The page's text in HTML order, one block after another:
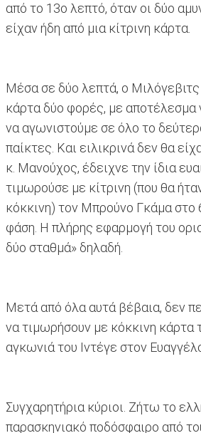
από το 13ο λεπτό, όταν οι δύο
είχαν ήδη από μια κίτρινη κάρτα.
Μέσα σε δύο λεπτά, ο Μιλόγεβιτς
κάρτα δύο φορές, με αποτέλεσμα
να αγωνιστούμε σε όλο το
παίκτες. Και ειλικρινά δεν θα
κ. Μανούχος, έδειχνε την ίδια
τιμωρούσε με κίτρινη (που θα
κόκκινη) τον Μπρούνο Γκάμα στο
φάση. Η πλήρης εφαρμογή του
δύο σταθμά» δηλαδή.
Μετά από όλα αυτά βέβαια, δεν
να τιμωρήσουν με κόκκινη
αγκωνιά του Ιντέγε στον
Συγχαρητήρια κύριοι. Ζήτω το
παρασκηνιακό ποδόσφαιρο από